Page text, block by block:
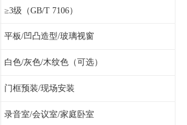
≥3级（GB/T 7106）
平板/凹凸造型/玻璃视窗
白色/灰色/木纹色（可选）
门框预装/现场安装
录音室/会议室/家庭卧室